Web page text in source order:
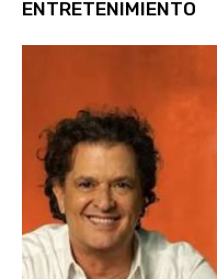
ENTRETENIMIENTO